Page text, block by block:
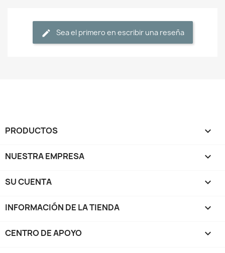
Sea el primero en escribir una reseña
PRODUCTOS 
NUESTRA EMPRESA 
SU CUENTA 
INFORMACIÓN DE LA TIENDA keyboard_arrow_down
CENTRO DE APOYO 